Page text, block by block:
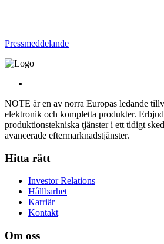
Pressmeddelande
NOTE är en av norra Europas ledande
elektronik och kompletta produkter.
produktionstekniska tjänster i ett tidigt
avancerade eftermarknadstjänster.
Hitta rätt
Investor Relations
Hållbarhet
Karriär
Kontakt
Om oss